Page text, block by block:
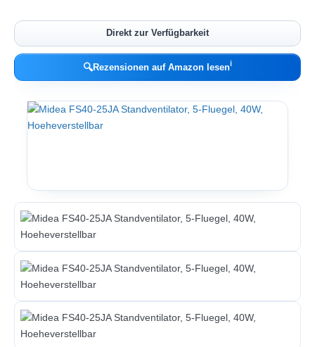
Direkt zur Verfügbarkeit
🔍Rezensionen auf Amazon lesenℹ︎